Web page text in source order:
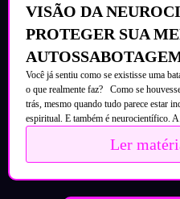
VISÃO DA
PROTEGER SUA
Você já sentiu como se existisse uma
o que realmente faz? Como se
trás, mesmo quando tudo parece estar
espiritual. E também é neurocientífico.
Ler